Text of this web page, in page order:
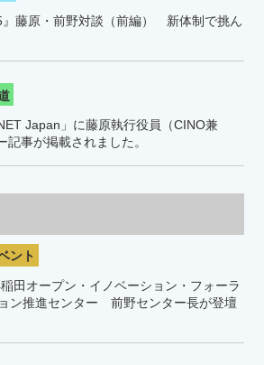
』藤原・前野対談（前編） 新体制で挑ん
Japan」に藤原執行役員（CINO兼
事が掲載されました。
ント
田オープン・イノベーション・フォーラ
ン推進センター 前野センター長が登壇